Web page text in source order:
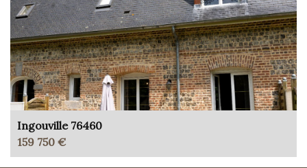
Ingouville 76460
159 750 €